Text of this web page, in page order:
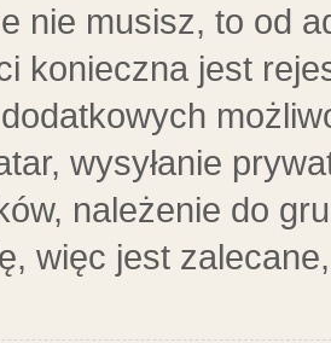
nie musisz, to od
konieczna jest
wysyłanie
należenie do
więc jest